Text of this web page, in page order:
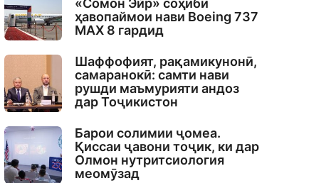
«Сомон Эйр» соҳиби
ҳавопаймои нави Boeing 737
MAX 8 гардид
Шаффофият, рақамикунонӣ,
самаранокӣ: самти нави
рушди маъмурияти андоз
дар Тоҷикистон
Барои солимии ҷомеа.
Қиссаи ҷавони тоҷик, ки дар
Олмон нутритсиология
меомӯзад